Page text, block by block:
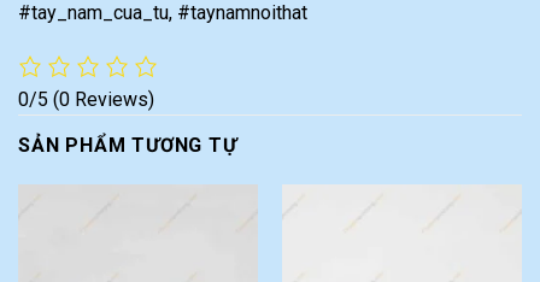
#tay_nam_cua_tu, #taynamnoithat
0/5 (0 Reviews)
SẢN PHẨM TƯƠNG TỰ